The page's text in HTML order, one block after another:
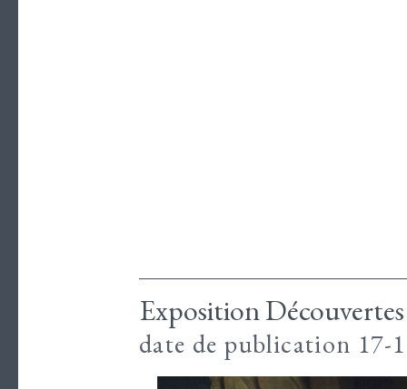
Exposition Découvertes
date de publication 17-